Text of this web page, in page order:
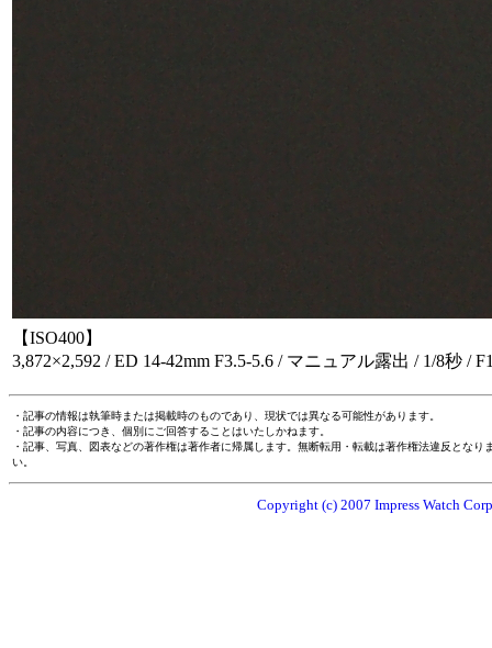
【ISO400】
3,872×2,592 / ED 14-42mm F3.5-5.6 / マニュアル露出 / 1/8秒 /
・記事の情報は執筆時または掲載時のものであり、現状では異なる可能性があります。
・記事の内容につき、個別にご回答することはいたしかねます。
・記事、写真、図表などの著作権は著作者に帰属します。無断転用・転載は著作権法違反とな
い。
Copyright (c) 2007 Impress Watch